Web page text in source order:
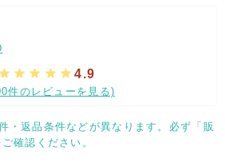
ますが、
なく、状態良好なお品になります。
きる限り、撮影しておりますので、
4.9
件のレビューを見る)
・返品条件などが異なります。必ず「販
確認ください。